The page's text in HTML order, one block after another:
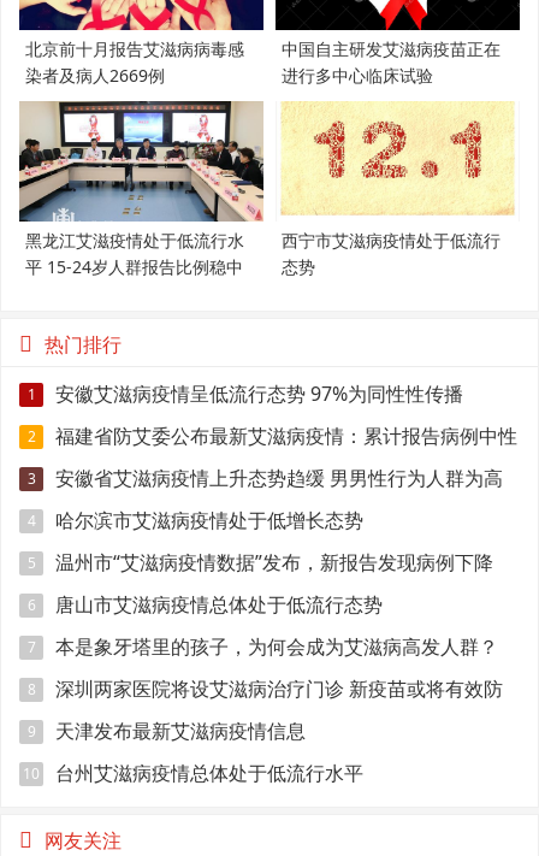
北京前十月报告艾滋病病毒感
染者及病人2669例
中国自主研发艾滋病疫苗正在
进行多中心临床试验
黑龙江艾滋疫情处于低流行水
平 15-24岁人群报告比例稳中
西宁市艾滋病疫情处于低流行
态势
热门排行
1 安徽艾滋病疫情呈低流行态势 97%为同性性传播
2
福建省防艾委公布最新艾滋病疫情：累计报告病例中性
传播占95.6%
3
安徽省艾滋病疫情上升态势趋缓 男男性行为人群为高
风险人群
4 哈尔滨市艾滋病疫情处于低增长态势
5
温州市“艾滋病疫情数据”发布，新报告发现病例下降
3.8%
6 唐山市艾滋病疫情总体处于低流行态势
7 本是象牙塔里的孩子，为何会成为艾滋病高发人群？
8
深圳两家医院将设艾滋病治疗门诊 新疫苗或将有效防
止艾滋病感染
9 天津发布最新艾滋病疫情信息
10 台州艾滋病疫情总体处于低流行水平
网友关注